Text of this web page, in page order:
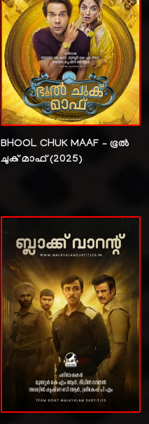
BHOOL CHUK MAAF – ഭൂൽ
ചുക് മാഫ് (2025)